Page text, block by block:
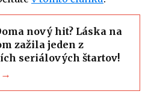
nový hit? Láska na
zažila jeden z
seriálových štartov!